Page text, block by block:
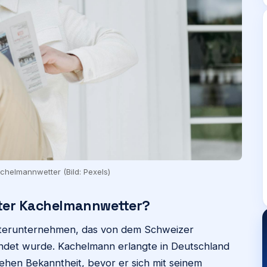
(Bild: Pexels)
Kachelmannwetter?
das von dem Schweizer
wurde. Kachelmann erlangte in Deutschland
Bekanntheit, bevor er sich mit seinem